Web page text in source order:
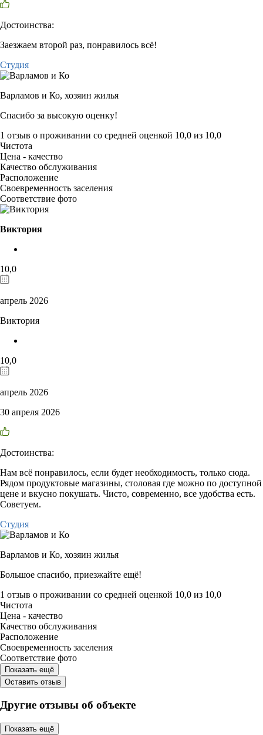
Достоинства:
Заезжаем второй раз, понравилось всё!
Студия
Варламов и Ко, хозяин жилья
Спасибо за высокую оценку!
1 отзыв о проживании со средней оценкой 10,0 из 10,0
Чистота
Цена - качество
Качество обслуживания
Расположение
Своевременность заселения
Соответствие фото
Виктория
10,0
апрель 2026
Виктория
10,0
апрель 2026
30 апреля 2026
Достоинства:
Нам всё понравилось, если будет необходимость, только сюда.
Рядом продуктовые магазины, столовая где можно по доступной
цене и вкусно покушать. Чисто, современно, все удобства есть.
Советуем.
Студия
Варламов и Ко, хозяин жилья
Большое спасибо, приезжайте ещё!
1 отзыв о проживании со средней оценкой 10,0 из 10,0
Чистота
Цена - качество
Качество обслуживания
Расположение
Своевременность заселения
Соответствие фото
Показать ещё
Оставить отзыв
Другие отзывы об объекте
Показать ещё